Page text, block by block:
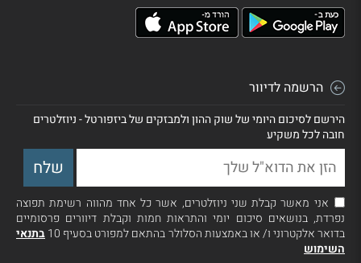
הרשמה לדיוור
הירשם לסיכום היומי של שוק ההון ולמבזקים של ביזפורטל - ניוזלטרים
חובה לכל משקיע
אני מאשר קבלת שני ניוזלטרים, אשר כל אחד מהווה רשימת תפוצה
נפרדת, בנושאים סיכום יומי והתראות חמות וקבלת דיוורים פרסומיים
בדואר אלקטרוני ו/ או באמצעות הסלולר בהתאם למפורט בסעיף 10
בתנאי
השימוש